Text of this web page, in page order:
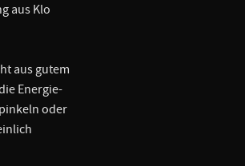
aus Klo
aus gutem
Energie-
oder